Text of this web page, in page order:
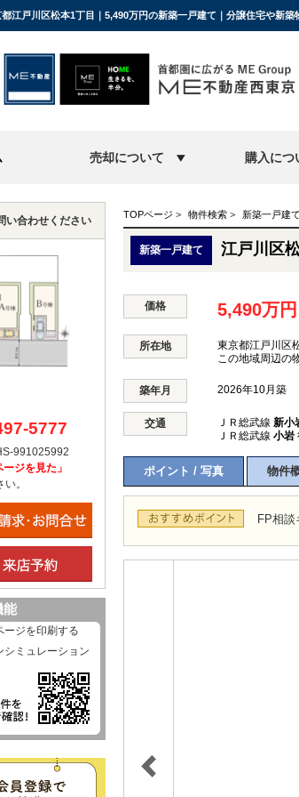
戸川区松本1丁目｜5,490万円の新築一戸建て｜分譲住宅や新築
売却について 購入につ
TOPページ > 物件検索 > 新築一戸建て
新築一戸建て 江戸川区
価格 5,490万円
所在地 東京都江戸川区
この地域周辺の
築年月 2026年10月築
交通 ＪＲ総武線 新小
ＪＲ総武線 小岩
ポイント / 写真 物件
FP相
い合わせください
5777
991025992
ジを見た」
。
能
ージを印刷する
シミュレーション